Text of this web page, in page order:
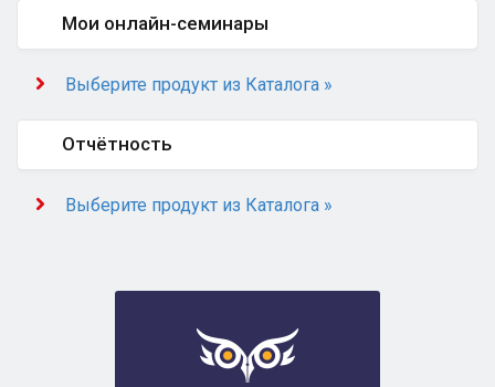
Мои онлайн-семинары
Выберите продукт из Каталога »
Отчётность
Выберите продукт из Каталога »